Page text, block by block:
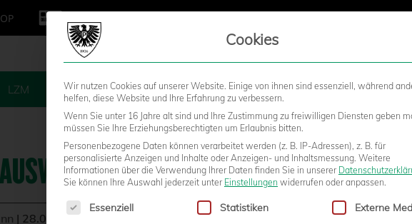
LZM FANS STADION BUSINESS KIDS
AUF DEN TUS ENNEPETAL
| 28.04.2023 - 16:23
Cookies
Wir nutzen Cookies auf unserer Website. Einige von ihnen sind essenziell, während
helfen, diese Website und Ihre Erfahrung zu verbessern.
Wenn Sie unter 16 Jahre alt sind und Ihre Zustimmung zu freiwilligen Diensten geben
müssen Sie Ihre Erziehungsberechtigten um Erlaubnis bitten.
Personenbezogene Daten können verarbeitet werden (z. B. IP-Adressen), z. B. für
personalisierte Anzeigen und Inhalte oder Anzeigen- und Inhaltsmessung. Weitere
Informationen über die Verwendung Ihrer Daten finden Sie in unserer
Sie können Ihre Auswahl jederzeit unter Einstellungen widerrufen oder anpassen.
Es folgt eine Liste der Service-Gruppen, für die eine Einwilligung erteilt
Essenziell Statistiken Externe